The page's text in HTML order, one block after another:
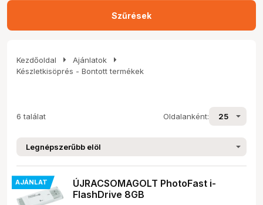
Kezdőoldal arrow_right Ajánlatok arrow_right
Készletkisöprés - Bontott termékek
6 találat Oldalanként:
AJÁNLAT
ÚJRACSOMAGOLT PhotoFast i-
FlashDrive 8GB
Szűrések